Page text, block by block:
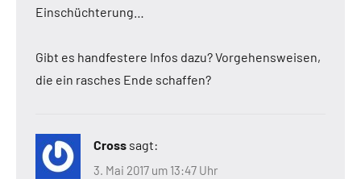
Einschüchterung…
Gibt es handfestere Infos dazu? Vorgehensweisen,
die ein rasches Ende schaffen?
Cross sagt:
3. Mai 2017 um 13:47 Uhr